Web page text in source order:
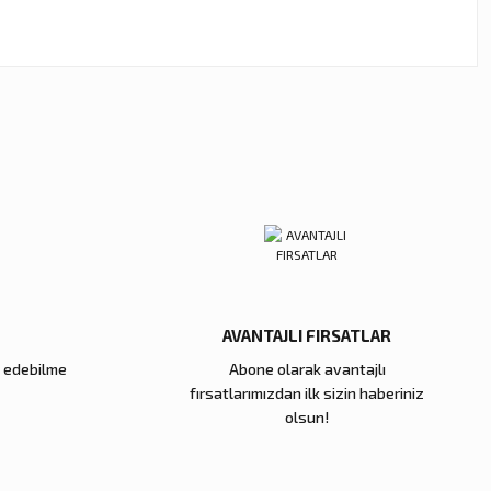
AVANTAJLI FIRSATLAR
Abone olarak avantajlı
fırsatlarımızdan ilk sizin haberiniz
olsun!